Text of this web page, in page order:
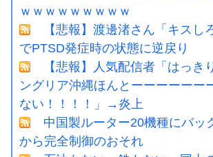
ｗｗｗｗｗｗｗｗｗ
【悲報】渡邊渚さん「キスし
でPTSD発症時の状態に逆戻り
【悲報】人気配信者「はっき
ングリア沖縄ほんとーーーーーー
ない！！！！」→炎上
中国製ルーター20機種にバッ
から完全制御のおそれ